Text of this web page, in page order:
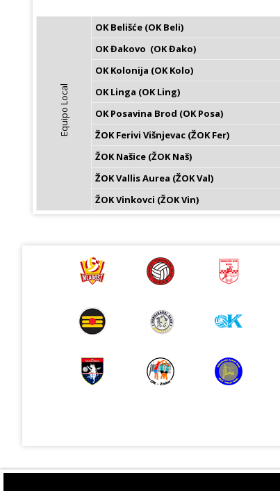
Equipo Local
OK Belišće (OK Beli)
OK Đakovo  (OK Đako)
OK Kolonija (OK Kolo)
OK Linga (OK Ling)
OK Posavina Brod (OK Posa)
ŽOK Ferivi Višnjevac (ŽOK Fer)
ŽOK Našice (ŽOK Naš)
ŽOK Vallis Aurea (ŽOK Val)
ŽOK Vinkovci (ŽOK Vin)